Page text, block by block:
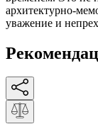
архитектурно-
уважение и